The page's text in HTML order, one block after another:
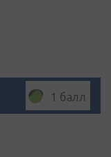
1 балл